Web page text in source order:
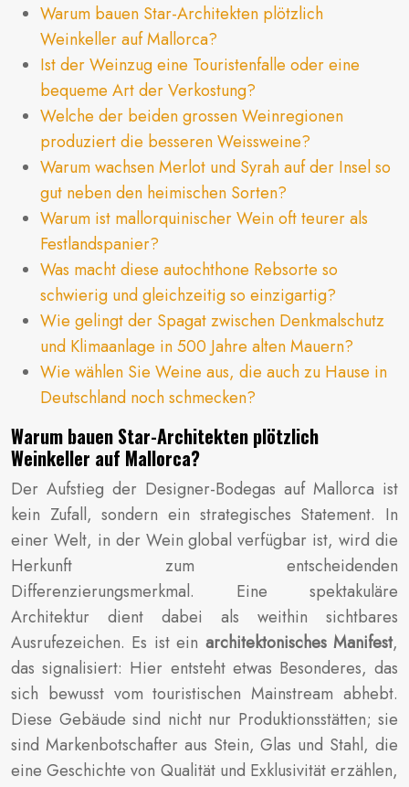
Warum bauen Star-Architekten plötzlich
Weinkeller auf Mallorca?
Ist der Weinzug eine Touristenfalle oder eine
bequeme Art der Verkostung?
Welche der beiden grossen Weinregionen
produziert die besseren Weissweine?
Warum wachsen Merlot und Syrah auf der Insel so
gut neben den heimischen Sorten?
Warum ist mallorquinischer Wein oft teurer als
Festlandspanier?
Was macht diese autochthone Rebsorte so
schwierig und gleichzeitig so einzigartig?
Wie gelingt der Spagat zwischen Denkmalschutz
und Klimaanlage in 500 Jahre alten Mauern?
Wie wählen Sie Weine aus, die auch zu Hause in
Deutschland noch schmecken?
Warum bauen Star-Architekten plötzlich
Weinkeller auf Mallorca?
Der Aufstieg der Designer-Bodegas auf Mallorca ist
kein Zufall, sondern ein strategisches Statement. In
einer Welt, in der Wein global verfügbar ist, wird die
Herkunft zum entscheidenden
Differenzierungsmerkmal. Eine spektakuläre
Architektur dient dabei als weithin sichtbares
Ausrufezeichen. Es ist ein architektonisches Manifest,
das signalisiert: Hier entsteht etwas Besonderes, das
sich bewusst vom touristischen Mainstream abhebt.
Diese Gebäude sind nicht nur Produktionsstätten; sie
sind Markenbotschafter aus Stein, Glas und Stahl, die
eine Geschichte von Qualität und Exklusivität erzählen,